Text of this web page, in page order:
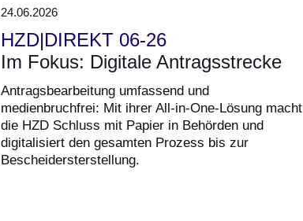
24.06.2026
HZD|DIREKT 06-26
Im Fokus: Digitale Antragsstrecke
Antragsbearbeitung umfassend und
medienbruchfrei: Mit ihrer All-in-One-Lösung macht
die HZD Schluss mit Papier in Behörden und
digitalisiert den gesamten Prozess bis zur
Bescheidersterstellung.